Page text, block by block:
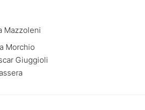
Mazzoleni
Morchio
Giuggioli